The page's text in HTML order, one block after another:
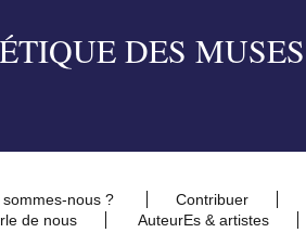
sommes-nous ?
Contribuer
de nous AuteurEs & artistes